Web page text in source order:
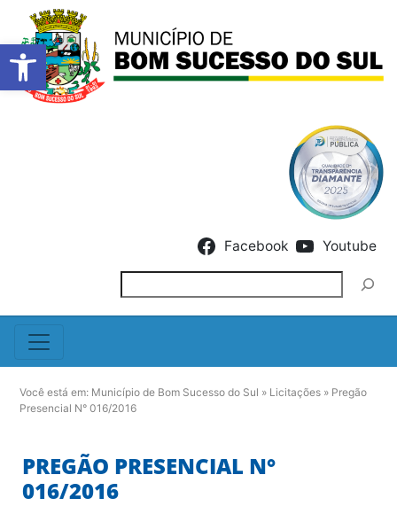
Barra de Ferramentas
Facebook Youtube
Você está em: Município de Bom Sucesso do Sul » Licitações » Pregão
Presencial N° 016/2016
PREGÃO PRESENCIAL N°
016/2016